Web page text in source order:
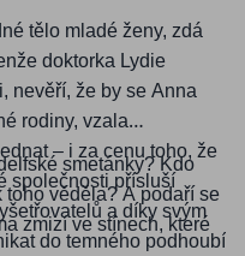
tělo mladé ženy, zdá
doktorka Lydie
nevěří, že by se Anna
rodiny, vzala
– i za cenu toho, že
společnosti přísluší
a díky svým
do temného podhoubí
smetánky? Kdo
toho věděla? A podaří se
zmizí ve stínech, které